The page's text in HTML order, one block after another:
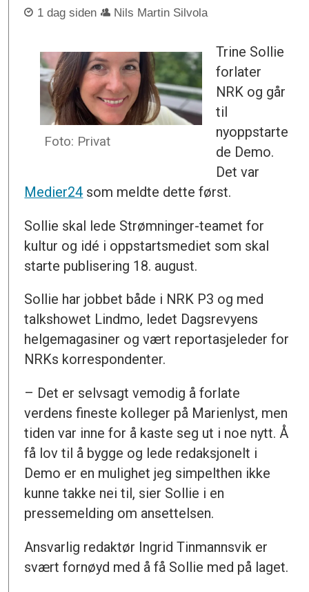
1 dag siden Nils Martin Silvola
Foto: Privat
Trine Sollie
forlater
NRK og går
til
nyoppstarte
de Demo.
Det var
Medier24 som meldte dette først.
Sollie skal lede Strømninger-teamet for
kultur og idé i oppstartsmediet som skal
starte publisering 18. august.
Sollie har jobbet både i NRK P3 og med
talkshowet Lindmo, ledet Dagsrevyens
helgemagasiner og vært reportasjeleder for
NRKs korrespondenter.
– Det er selvsagt vemodig å forlate
verdens fineste kolleger på Marienlyst, men
tiden var inne for å kaste seg ut i noe nytt. Å
få lov til å bygge og lede redaksjonelt i
Demo er en mulighet jeg simpelthen ikke
kunne takke nei til, sier Sollie i en
pressemelding om ansettelsen.
Ansvarlig redaktør Ingrid Tinmannsvik er
svært fornøyd med å få Sollie med på laget.